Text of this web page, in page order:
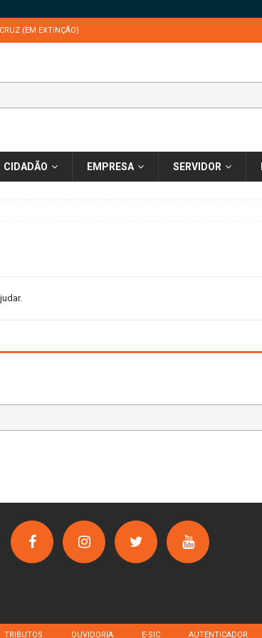
(EM EXTINÇÃO)
CIDADÃO EMPRESA SERVIDOR
TRIBUTOS OUVIDORIA E-SIC AUTENTICADOR